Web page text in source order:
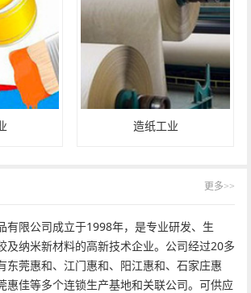
造纸工业
更多>>
限公司成立于1998年，是专业研发、生
及纳米新材料的高新技术企业。公司经过20多
东莞惠和、江门惠和、阳江惠和、石家庄惠
惠佳等多个连锁生产基地和关联公司。可供应